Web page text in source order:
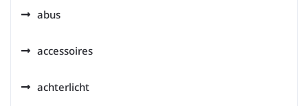
abus
accessoires
achterlicht